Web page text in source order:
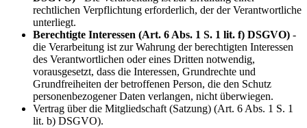
rechtlichen Verpflichtung erforderlich, der der Verantwortliche
unterliegt.
Berechtigte Interessen (Art. 6 Abs. 1 S. 1 lit. f) DSGVO) -
die Verarbeitung ist zur Wahrung der berechtigten Interessen
des Verantwortlichen oder eines Dritten notwendig,
vorausgesetzt, dass die Interessen, Grundrechte und
Grundfreiheiten der betroffenen Person, die den Schutz
personenbezogener Daten verlangen, nicht überwiegen.
Vertrag über die Mitgliedschaft (Satzung) (Art. 6 Abs. 1 S. 1
lit. b) DSGVO).